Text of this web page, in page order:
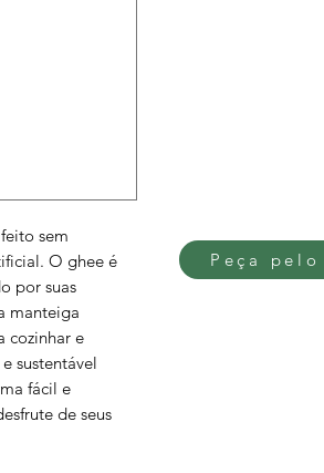
sem
O ghee é
por suas
manteiga
cozinhar e
sustentável
fácil e
de seus
Peça pelo